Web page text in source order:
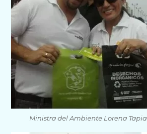
Ministra del Ambiente Lorena Tapia